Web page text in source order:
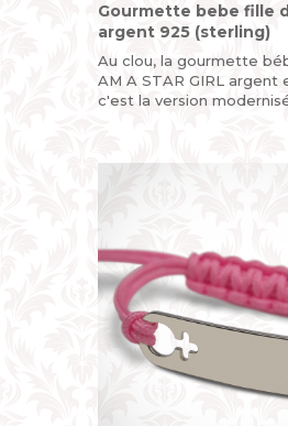
Gourmette bebe fille
argent 925 (sterling)
Au clou, la gourmette
AM A STAR GIRL argent
c'est la version